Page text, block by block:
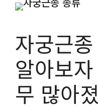
자궁근
알아보
무 많아